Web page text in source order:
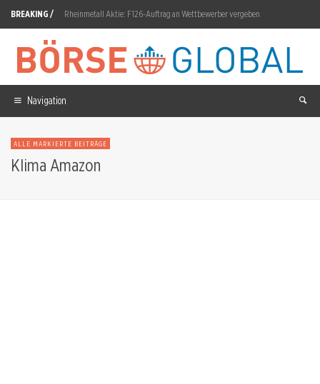
BREAKING / Rheinmetall Aktie: F126-Auftrag an Wettbewerber vergeben
Apple Aktie: 8-Prozent-Einbruch trotz Rekordquartal
DroneShield Aktie: JPMorgan stockt auf 6,68 Prozent
Navigation
ALLE MARKIERTE BEITRÄGE
Klima Amazon